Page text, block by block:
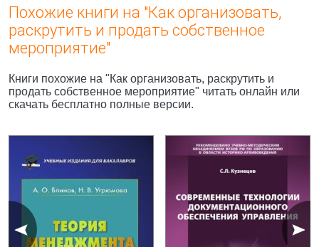
Похожие книги на "Как организовать,
раскрутить и продать собственное
мероприятие"
Книги похожие на "Как организовать, раскрутить и
продать собственное мероприятие" читать онлайн или
скачать бесплатно полные версии.